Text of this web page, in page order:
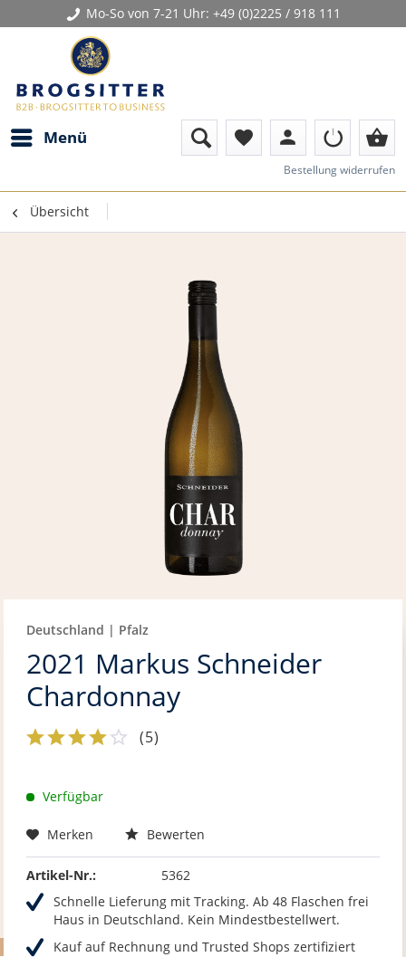
Mo-So von 7-21 Uhr: +49 (0)2225 / 918 111
Menü favorite person shopping_basket
Bestellung widerrufen
Übersicht
Deutschland | Pfalz
2021 Markus Schneider
Chardonnay
(5)
Verfügbar
Merken Bewerten
Artikel-Nr.:
5362
Schnelle Lieferung mit Tracking. Ab 48 Flaschen frei
Haus in Deutschland. Kein Mindestbestellwert.
Kauf auf Rechnung und Trusted Shops zertifiziert